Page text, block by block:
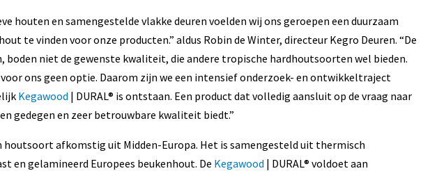
houten en samengestelde vlakke deuren voelden wij ons geroepen een duurzaam
te vinden voor onze producten.” aldus Robin de Winter, directeur Kegro Deuren. “De
boden niet de gewenste kwaliteit, die andere tropische hardhoutsoorten wel bieden.
ons geen optie. Daarom zijn we een intensief onderzoek- en ontwikkeltraject
Kegawood | DURAL® is ontstaan. Een product dat volledig aansluit op de vraag naar
gedegen en zeer betrouwbare kwaliteit biedt.”
houtsoort afkomstig uit Midden-Europa. Het is samengesteld uit thermisch
en gelamineerd Europees beukenhout. De Kegawood | DURAL® voldoet aan